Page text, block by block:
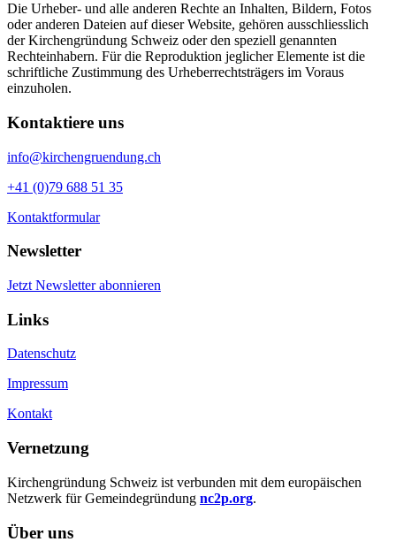
Die Urheber- und alle anderen Rechte an Inhalten, Bildern, Fotos
oder anderen Dateien auf dieser Website, gehören ausschliesslich
der Kirchengründung Schweiz oder den speziell genannten
Rechteinhabern. Für die Reproduktion jeglicher Elemente ist die
schriftliche Zustimmung des Urheberrechtsträgers im Voraus
einzuholen.
Kontaktiere uns
info@kirchengruendung.ch
+41 (0)79 688 51 35
Kontaktformular
Newsletter
Jetzt Newsletter abonnieren
Links
Datenschutz
Impressum
Kontakt
Vernetzung
Kirchengründung Schweiz ist verbunden mit dem europäischen
Netzwerk für Gemeindegründung nc2p.org.
Über uns